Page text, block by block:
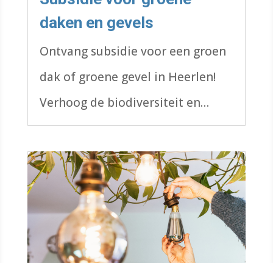
daken en gevels
Ontvang subsidie voor een groen
dak of groene gevel in Heerlen!
Verhoog de biodiversiteit en
verbeter de isolatie van je woning.